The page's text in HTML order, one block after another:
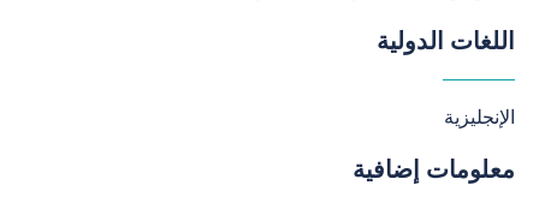
اللغات الدولية
الإنجليزية
معلومات إضافية